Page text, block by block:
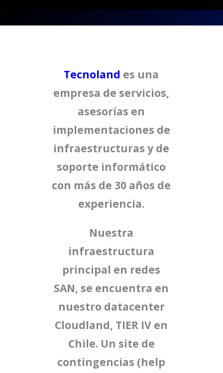
Tecnoland es una
empresa de servicios,
asesorías en
implementaciones de
infraestructuras y de
soporte informático
con más de 30 años de
experiencia.
Nuestra
infraestructura
principal en redes
SAN, se encuentra en
nuestro datacenter
Cloudland, TIER IV en
Chile. Un site de
contingencias (help